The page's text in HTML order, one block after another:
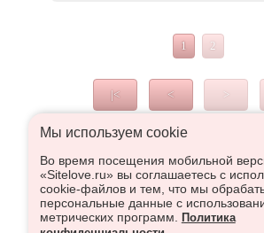
1 2
|< < >
Что высказаться в Рупор,
Мы используем сookie
Во время посещения мобильной
«Sitelove.ru» вы соглашаетесь с
cookie-файлов и тем, что мы
персональные данные с
метрических программ.
Политика